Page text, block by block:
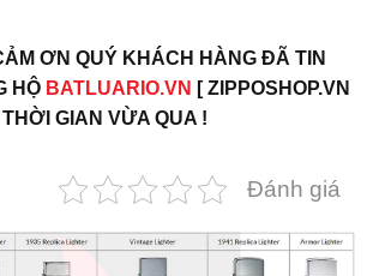
ƠN QUÝ KHÁCH HÀNG ĐÃ TIN
HỘ BATLUARIO.VN [ ZIPPOSHOP.VN
GIAN VỪA QUA !
Đánh giá